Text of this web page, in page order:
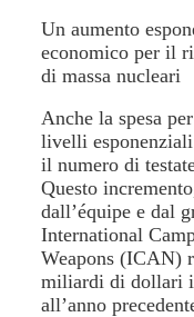
Un aumento
economico per il
di massa nucleari
Anche la spesa
livelli
il numero di
Questo
dall’équipe e dal
International
Weapons (ICAN)
miliardi di dollari
all’anno